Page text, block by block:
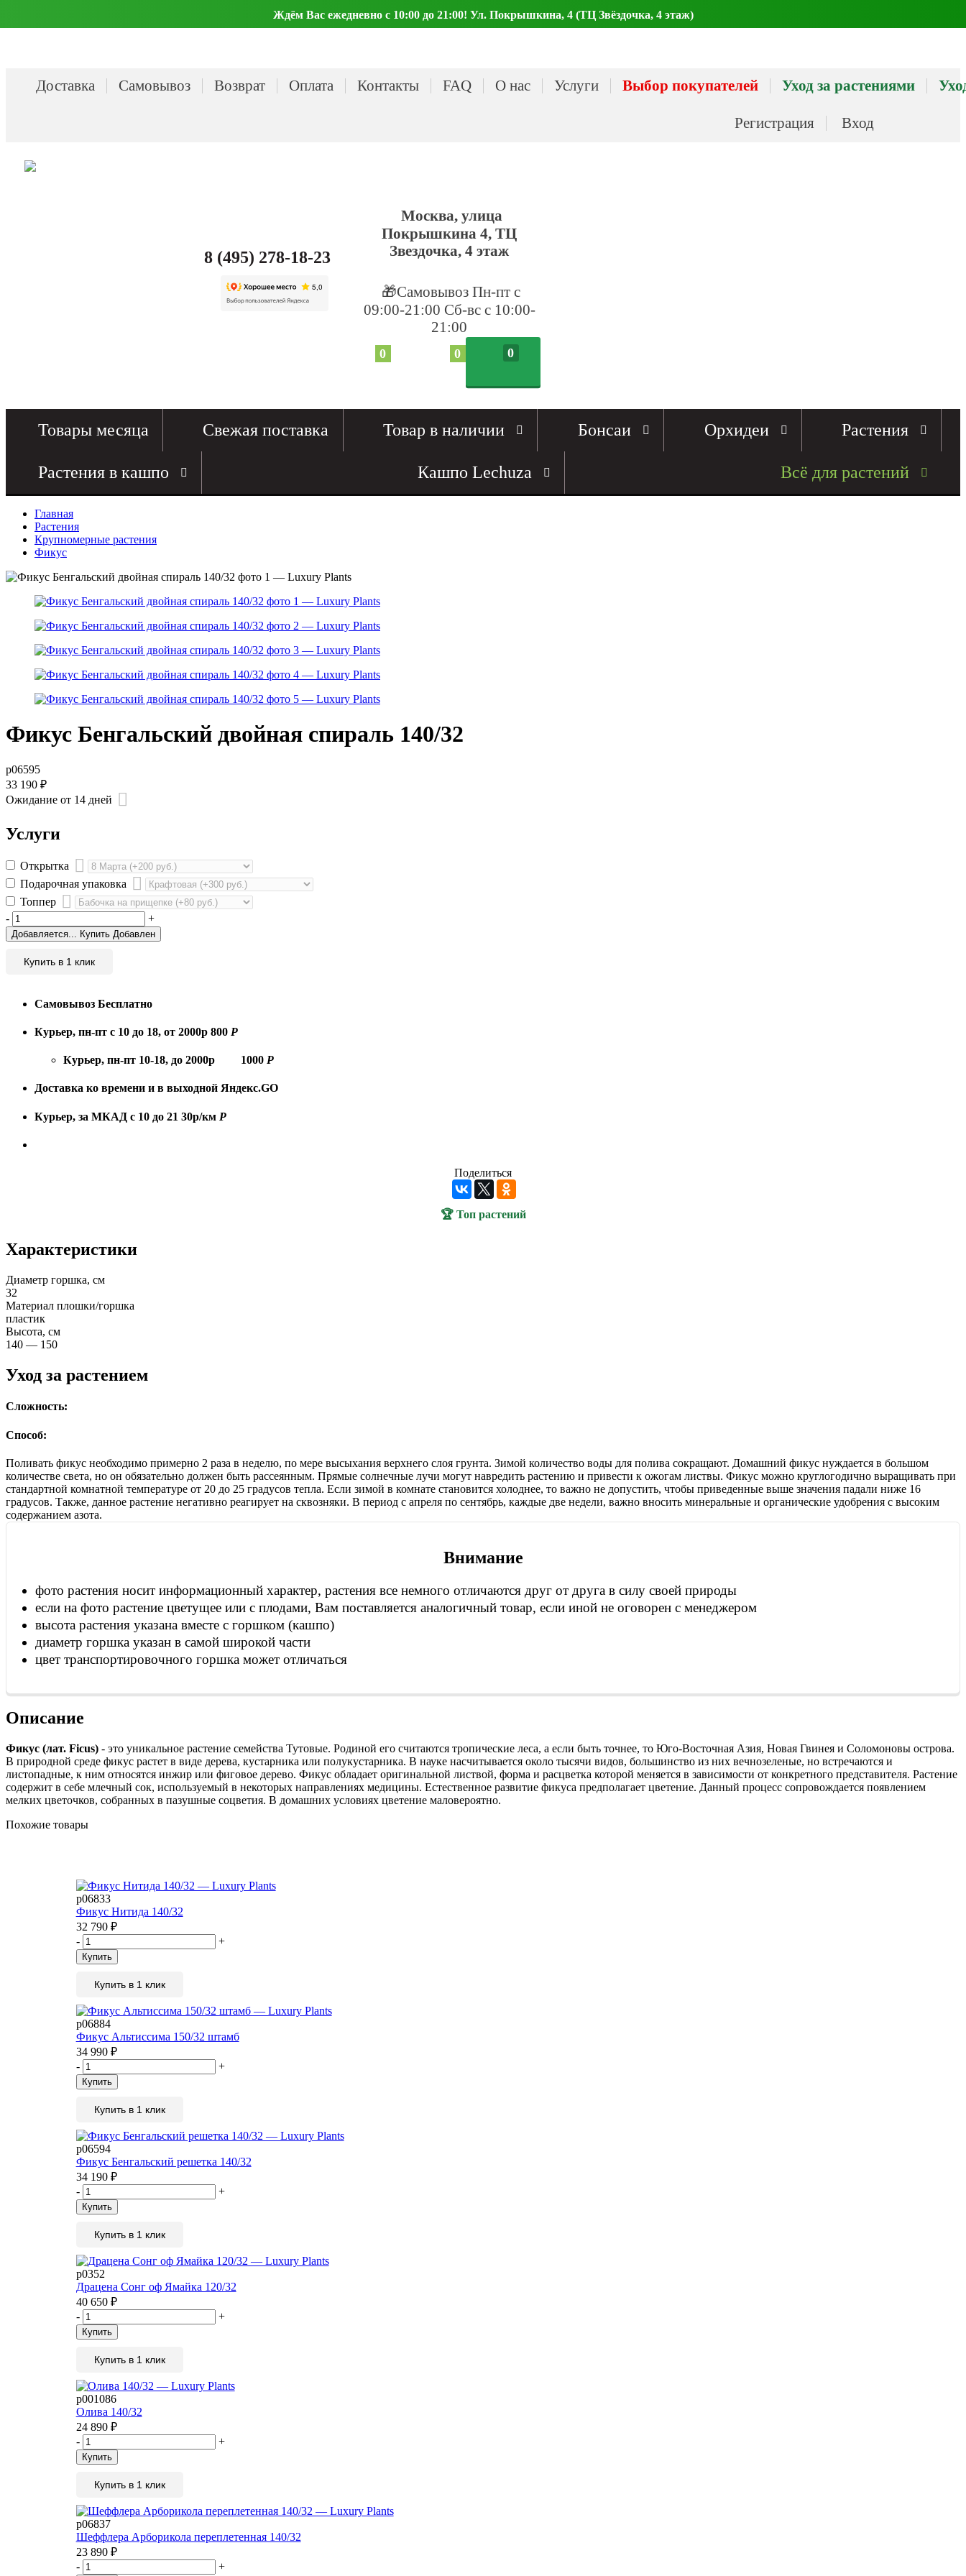
Ждём Вас ежедневно с 10:00 до 21:00! Ул. Покрышкина, 4 (ТЦ Звёздочка, 4 этаж)
Доставка Самовывоз Возврат Оплата Контакты FAQ О нас Услуги Выбор покупателей Уход за растениями
Регистрация Вход
8 (495) 278-18-23
Москва, улица
Покрышкина 4, ТЦ
Звездочка, 4 этаж
🎁Самовывоз Пн-пт с
09:00-21:00 Сб-вс с 10:00-
21:00
0
0 0
Товары месяца Свежая поставка Товар в наличии Бонсаи Орхидеи Растения
Растения в кашпо Кашпо Lechuza Всё для растений
Главная
Растения
Крупномерные растения
Фикус
Фикус Бенгальский двойная спираль 140/32
р06595
33 190 ₽
Ожидание от 14 дней
Услуги
Открытка
Подарочная упаковка
Топпер
-
+
Добавляется... Купить Добавлен
Купить в 1 клик
Самовывоз Бесплатно
Курьер, пн-пт с 10 до 18, от 2000р 800 Р
Курьер, пн-пт 10-18, до 2000р 1000 Р
Доставка ко времени и в выходной Яндекс.GO
Курьер, за МКАД с 10 до 21 30р/км Р
Поделиться
🏆 Топ растений
Характеристики
Диаметр горшка, см
32
Материал плошки/горшка
пластик
Высота, см
140 — 150
Уход за растением
Сложность:
Способ:
Поливать фикус необходимо примерно 2 раза в неделю, по мере высыхания верхнего слоя грунта. Зимой количество воды для полива сокращают. Домашний фикус нуждается в большом
количестве света, но он обязательно должен быть рассеянным. Прямые солнечные лучи могут навредить растению и привести к ожогам листвы. Фикус можно круглогодично выращивать при
стандартной комнатной температуре от 20 до 25 градусов тепла. Если зимой в комнате становится холоднее, то важно не допустить, чтобы приведенные выше значения падали ниже 16
градусов. Также, данное растение негативно реагирует на сквозняки. В период с апреля по сентябрь, каждые две недели, важно вносить минеральные и органические удобрения с высоким
содержанием азота.
Внимание
фото растения носит информационный характер, растения все немного отличаются друг от друга в силу своей природы
если на фото растение цветущее или с плодами, Вам поставляется аналогичный товар, если иной не оговорен с менеджером
высота растения указана вместе с горшком (кашпо)
диаметр горшка указан в самой широкой части
цвет транспортировочного горшка может отличаться
Описание
Фикус (лат. Ficus) - это уникальное растение семейства Тутовые. Родиной его считаются тропические леса, а если быть точнее, то Юго-Восточная Азия, Новая Гвинея и Соломоновы острова.
В природной среде фикус растет в виде дерева, кустарника или полукустарника. В науке насчитывается около тысячи видов, большинство из них вечнозеленые, но встречаются и
листопадные, к ним относятся инжир или фиговое дерево. Фикус обладает оригинальной листвой, форма и расцветка которой меняется в зависимости от конкретного представителя. Растение
содержит в себе млечный сок, используемый в некоторых направлениях медицины. Естественное развитие фикуса предполагает цветение. Данный процесс сопровождается появлением
мелких цветочков, собранных в пазушные соцветия. В домашних условиях цветение маловероятно.
Похожие товары
р06833
Фикус Нитида 140/32
32 790 ₽
-
+
Купить
Купить в 1 клик
р06884
Фикус Альтиссима 150/32 штамб
34 990 ₽
-
+
Купить
Купить в 1 клик
р06594
Фикус Бенгальский решетка 140/32
34 190 ₽
-
+
Купить
Купить в 1 клик
р0352
Драцена Сонг оф Ямайка 120/32
40 650 ₽
-
+
Купить
Купить в 1 клик
р001086
Олива 140/32
24 890 ₽
-
+
Купить
Купить в 1 клик
р06837
Шеффлера Арборикола переплетенная 140/32
23 890 ₽
-
+